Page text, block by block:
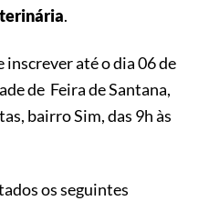
.
inscrever até o dia 06 de
de Feira de Santana,
bairro Sim, das 9h às
os seguintes